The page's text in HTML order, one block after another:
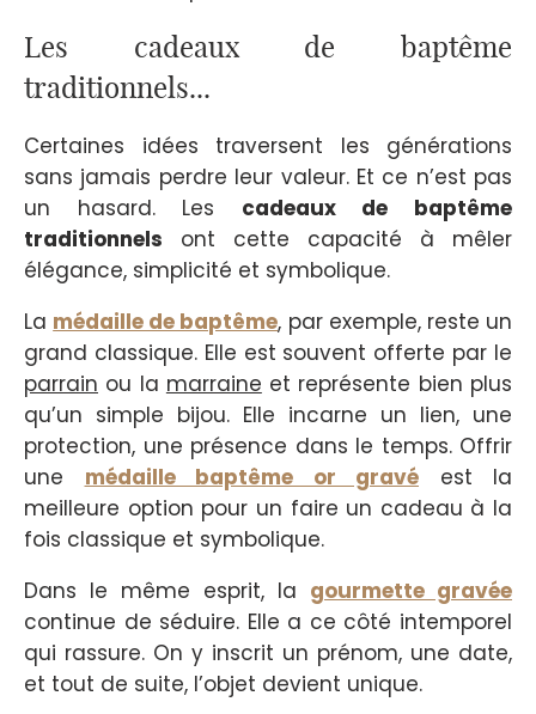
Les cadeaux de baptême
traditionnels...
Certaines idées traversent les générations
sans jamais perdre leur valeur. Et ce n’est pas
un hasard. Les cadeaux de baptême
traditionnels ont cette capacité à mêler
élégance, simplicité et symbolique.
La médaille de baptême, par exemple, reste un
grand classique. Elle est souvent offerte par le
parrain ou la marraine et représente bien plus
qu’un simple bijou. Elle incarne un lien, une
protection, une présence dans le temps. Offrir
une médaille baptême or gravé est la
meilleure option pour un faire un cadeau à la
fois classique et symbolique.
Dans le même esprit, la gourmette gravée
continue de séduire. Elle a ce côté intemporel
qui rassure. On y inscrit un prénom, une date,
et tout de suite, l’objet devient unique.